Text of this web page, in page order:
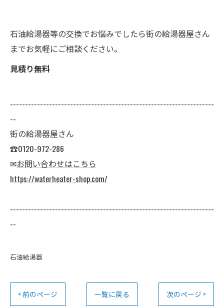
石油給湯器等の交換でお悩みでしたら街の給湯器屋さん
までお気軽にご相談ください。
見積り無料
--------------------------------------------------------------------
--
街の給湯器屋さん
☎0120-972-286
✉お問い合わせはこちら
https://waterheater-shop.com/
--------------------------------------------------------------------
--
石油給湯器
< 前のページ 一覧に戻る 次のページ >